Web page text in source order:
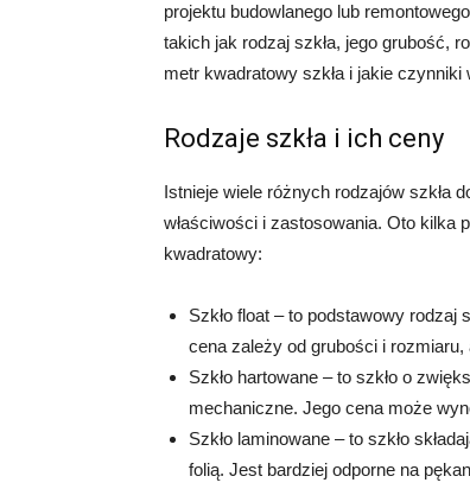
projektu budowlanego lub
takich jak rodzaj szkła, jego grubość,
metr kwadratowy szkła i jakie czynniki
Rodzaje szkła i ich ceny
Istnieje wiele różnych rodzajów szkła
właściwości i zastosowania. Oto kilka
kwadratowy:
Szkło float – to podstawowy rodzaj
cena zależy od grubości i rozmiaru,
Szkło hartowane – to szkło o
mechaniczne. Jego cena może
Szkło laminowane – to szkło
folią. Jest bardziej odporne na